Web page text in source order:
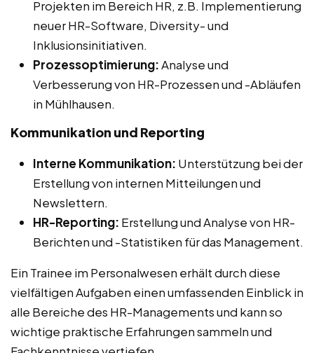
Projekten im Bereich HR, z.B. Implementierung
neuer HR-Software, Diversity- und
Inklusionsinitiativen.
Prozessoptimierung:Analyse und
Verbesserung von HR-Prozessen und -Abläufen
in Mühlhausen.
Kommunikation und Reporting
Interne Kommunikation: Unterstützung bei der
Erstellung von internen Mitteilungen und
Newslettern.
HR-Reporting: Erstellung und Analyse von HR-
Berichten und -Statistiken für das Management.
Ein Trainee im Personalwesen erhält durch diese
vielfältigen Aufgaben einen umfassenden Einblick in
alle Bereiche des HR-Managements und kann so
wichtige praktische Erfahrungen sammeln und